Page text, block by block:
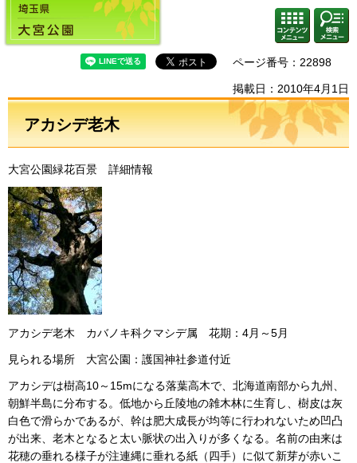
埼玉県 大宮公園
コンテ
ンツメ
ニュー
検索・
共通メ
ニュー
ページ番号：22898
掲載日：2010年4月1日
アカシデ老木
大宮公園緑花百景 詳細情報
アカシデ老木 カバノキ科クマシデ属 花期：4月～5月
見られる場所 大宮公園：護国神社参道付近
アカシデは樹高10～15mになる落葉高木で、北海道南部から九州、
朝鮮半島に分布する。低地から丘陵地の雑木林に生育し、樹皮は灰
白色で滑らかであるが、幹は肥大成長が均等に行われないため凹凸
が出来、老木となると太い脈状の出入りが多くなる。名前の由来は
花穂の垂れる様子が注連縄に垂れる紙（四手）に似て新芽が赤いこ